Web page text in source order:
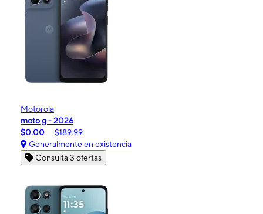
Motorola
moto g - 2026
$0.00
$189.99
Generalmente en existencia
Consulta 3 ofertas